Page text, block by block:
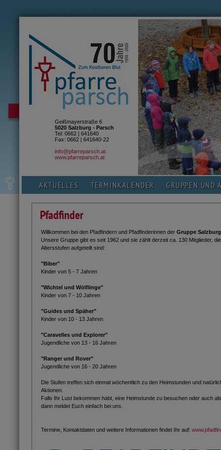
Geißmayerstraße 6
5020 Salzburg - Parsch
Tel: 0662 | 641640
Fax: 0662 | 641640-22
info@pfarreparsch.at
www.pfarreparsch.at
AKTUELLES TERMINKALENDER GRUPPEN UND
Pfadfinder
Willkommen bei den Pfadfindern und Pfadfinderinnen der Gruppe
Unsere Gruppe gibt es seit 1962 und sie zählt derzeit ca. 130 Mitglieder,
Altersstufen aufgeteilt sind:
"Biber"
Kinder von 5 - 7 Jahren
"Wichtel und Wölflinge"
Kinder von 7 - 10 Jahren
"Guides und Späher"
Kinder von 10 - 13 Jahren
"Caravelles und Explorer"
Jugendliche von 13 - 16 Jahren
"Ranger und Rover"
Jugendliche von 16 - 20 Jahren
Die Stufen treffen sich einmal wöchentlich zu den Heimstunden und
Aktionen.
Falls Ihr Lust bekommen habt, eine Heimstunde zu besuchen oder auch
dann meldet Euch einfach bei uns.
Termine, Kontaktdaten und weitere Informationen findet Ihr auf: